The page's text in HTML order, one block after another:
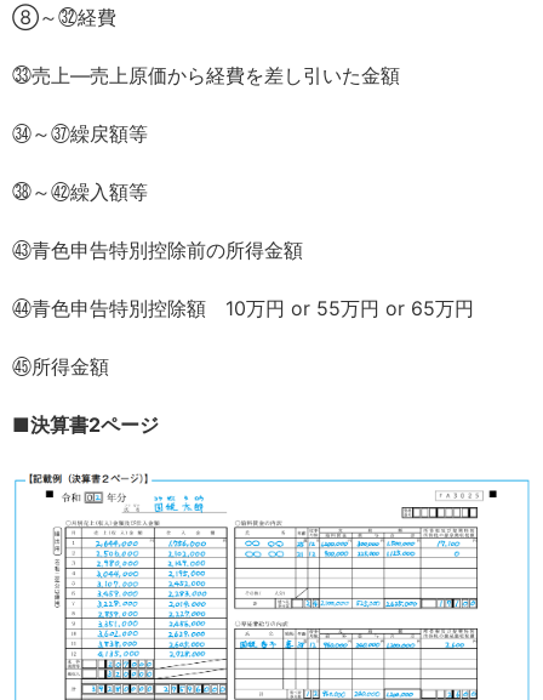
⑧～㉜経費
㉝売上―売上原価から経費を差し引いた金額
㉞～㊲繰戻額等
㊳～㊷繰入額等
㊸青色申告特別控除前の所得金額
㊹青色申告特別控除額 10万円 or 55万円 or 65万円
㊺所得金額
■決算書2ページ